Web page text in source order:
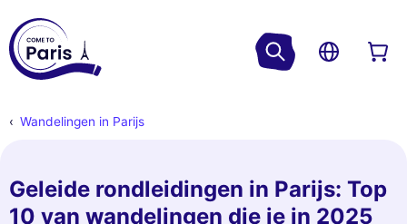
Wandelingen in Parijs
Geleide rondleidingen in Parijs: Top
10 van wandelingen die je in 2025